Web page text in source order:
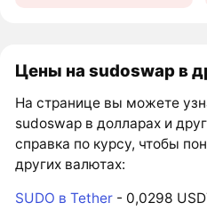
Цены на sudoswap в
На странице вы можете
sudoswap в долларах и
справка по курсу, чтобы
других валютах:
SUDO в Tether - 0,0298